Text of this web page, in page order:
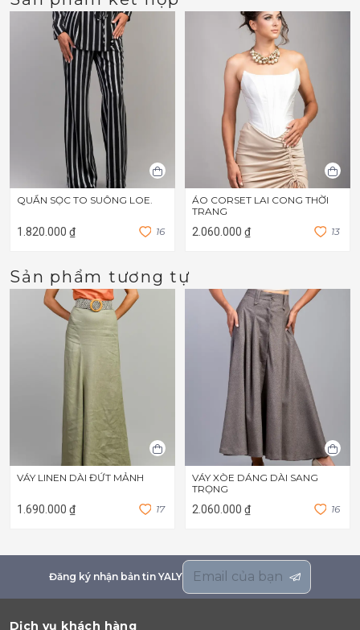
QUẦN SỌC TO SUÔNG LOE.
1.820.000 ₫ 16
ÁO CORSET LAI CONG THỜI
TRANG
2.060.000 ₫ 13
Sản phẩm tương tự
VÁY LINEN DÀI ĐỨT MẢNH
1.690.000 ₫ 17
VÁY XÒE DÁNG DÀI SANG
TRỌNG
2.060.000 ₫ 16
Đăng ký nhận bản tin YALY
Dịch vụ khách hàng